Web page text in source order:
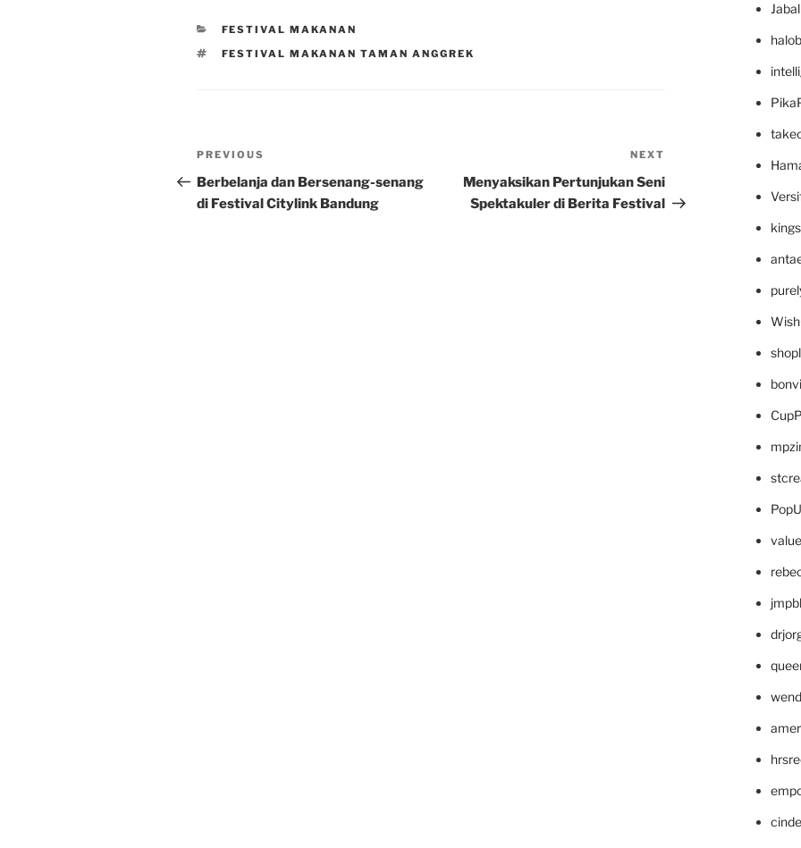
CATEGORIES
FESTIVAL MAKANAN
TAGS
FESTIVAL MAKANAN TAMAN ANGGREK
Post
navigation
Previous
Post
PREVIOUS
Berbelanja dan Bersenang-senang
di Festival Citylink Bandung
Post
NEXT
Menyaksikan Pertunjukan Seni
Spektakuler di Berita Festival